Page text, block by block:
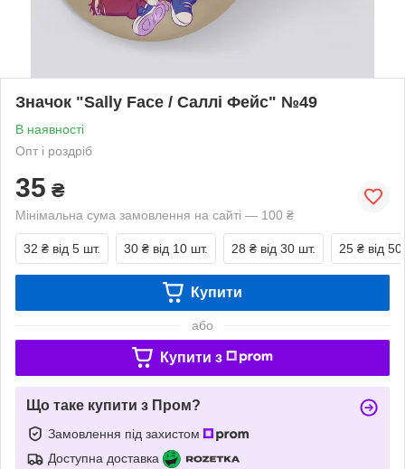
Значок "Sally Face / Саллі Фейс" №49
В наявності
Опт і роздріб
35 ₴
Мінімальна сума замовлення на сайті — 100 ₴
32 ₴ від 5 шт. 30 ₴ від 10 шт. 28 ₴ від 30 шт. 25 ₴ від
Купити
або
Купити з
Що таке купити з Пром?
Замовлення під захистом
Доступна доставка